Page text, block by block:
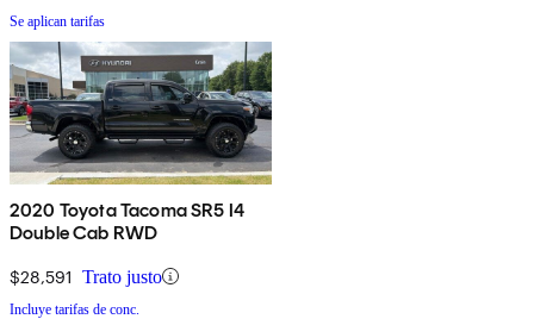
Se aplican tarifas
2020 Toyota Tacoma SR5 I4
Double Cab RWD
$28,591 Trato justo
Incluye tarifas de conc.